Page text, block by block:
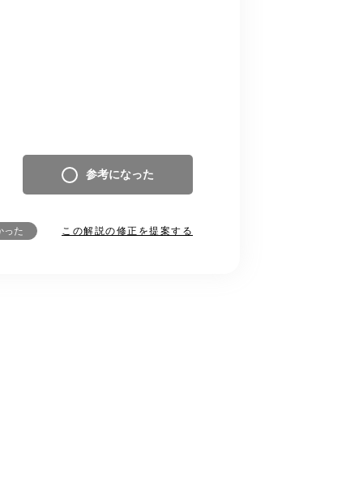
参考になった
った この解説の修正を提案する